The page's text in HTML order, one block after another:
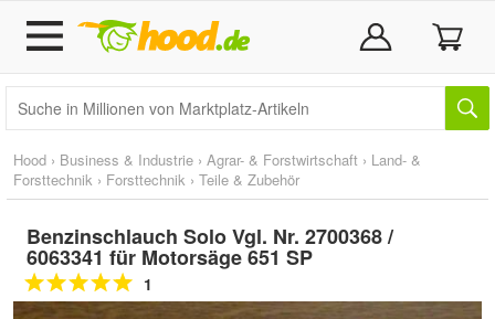
Hood › Business & Industrie › Agrar- & Forstwirtschaft › Land- &
Forsttechnik › Forsttechnik › Teile & Zubehör
Benzinschlauch Solo Vgl. Nr. 2700368 /
6063341 für Motorsäge 651 SP
1